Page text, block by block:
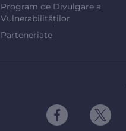
Program de Divulgare a
Vulnerabilităților
Parteneriate